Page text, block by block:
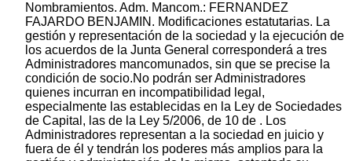
Nombramientos. Adm. Mancom.: FERNANDEZ
FAJARDO BENJAMIN. Modificaciones estatutarias. La
gestión y representación de la sociedad y la ejecución de
los acuerdos de la Junta General corresponderá a tres
Administradores mancomunados, sin que se precise la
condición de socio.No podrán ser Administradores
quienes incurran en incompatibilidad legal,
especialmente las establecidas en la Ley de Sociedades
de Capital, las de la Ley 5/2006, de 10 de . Los
Administradores representan a la sociedad en juicio y
fuera de él y tendrán los poderes más amplios para la